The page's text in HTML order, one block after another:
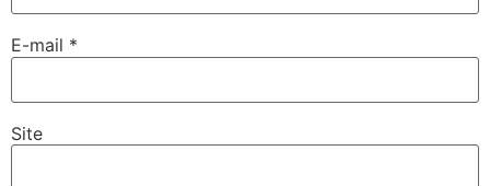
E-mail *
Site